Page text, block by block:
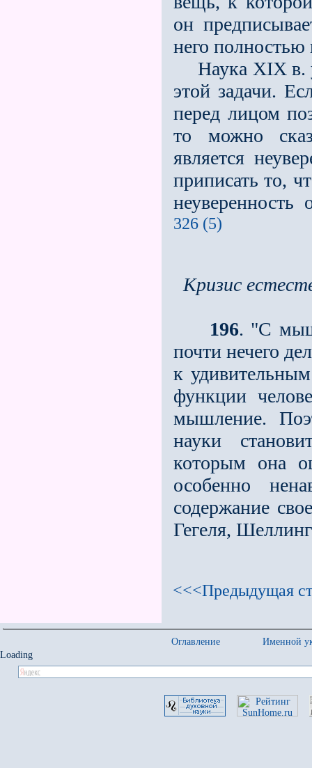
он
него полностью
Наука XIX в.
этой задачи.
перед лицом
то можно
является
приписать то,
неуверенность
326 (5)
Кризис
196. "С
почти нечего
к
функции
мышление.
науки
которым она
особенно
содержание
Гегеля,
<<<Предыдущая
Оглавление
Именной
Loading